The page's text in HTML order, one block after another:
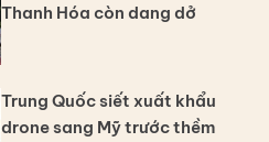
Thanh Hóa còn dang dở
Trung Quốc siết xuất khẩu
drone sang Mỹ trước thềm